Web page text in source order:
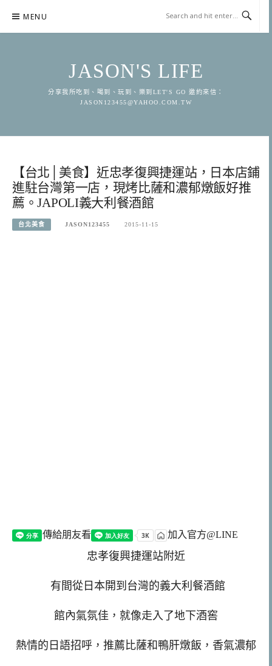
content
MENU
JASON'S LIFE
分享我所吃到、喝到、玩到、樂到LET'S GO 邀約來信：
JASON123455@YAHOO.COM.TW
【台北│美食】近忠孝復興捷運站，日本店鋪
進駐台灣第一店，現烤比薩和濃郁燉飯好推
薦。JAPOLI義大利餐酒館
台北美食 JASON123455 2015-11-15
傳給朋友看 加入官方@LINE
忠孝復興捷運站附近
有間從日本開到台灣的義大利餐酒館
館內氣氛佳，就像走入了地下酒窖
熱情的日語招呼，推薦比薩和鴨肝燉飯，香氣濃郁